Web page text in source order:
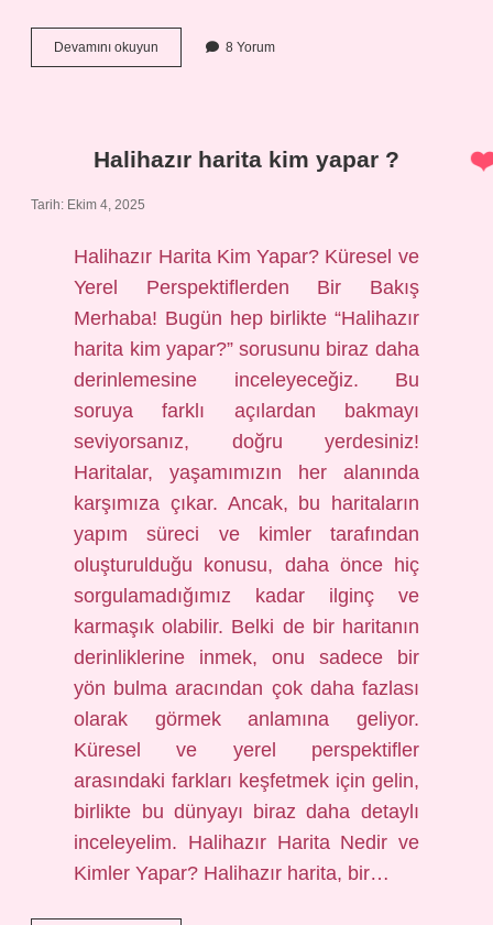
Devamını okuyun
yapılı
8 Yorum
Halihazır harita kim yapar ?
Tarih: Ekim 4, 2025
Halihazır Harita Kim Yapar? Küresel ve
Yerel Perspektiflerden Bir Bakış
Merhaba! Bugün hep birlikte “Halihazır
harita kim yapar?” sorusunu biraz daha
derinlemesine inceleyeceğiz. Bu
soruya farklı açılardan bakmayı
seviyorsanız, doğru yerdesiniz!
Haritalar, yaşamımızın her alanında
karşımıza çıkar. Ancak, bu haritaların
yapım süreci ve kimler tarafından
oluşturulduğu konusu, daha önce hiç
sorgulamadığımız kadar ilginç ve
karmaşık olabilir. Belki de bir haritanın
derinliklerine inmek, onu sadece bir
yön bulma aracından çok daha fazlası
olarak görmek anlamına geliyor.
Küresel ve yerel perspektifler
arasındaki farkları keşfetmek için gelin,
birlikte bu dünyayı biraz daha detaylı
inceleyelim. Halihazır Harita Nedir ve
Kimler Yapar? Halihazır harita, bir…